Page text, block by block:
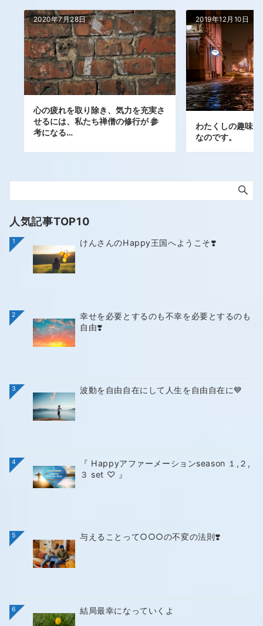
2020年7月28日
心の疲れを取り除き、気力を充実さ
せるには、私たち禅僧の修行が 参
考になる…
2019年12月10日
わたくしの趣味
なのです。
人気記事TOP10
1 けんさんのHappy王国へようこそ❣️
2
幸せを必要とするのも不幸を必要とするのも
自由❣️
3 波動を自由自在にして人生を自由自在に💙
4
『 Happyアファーメーションseason １,２,
３ set ♡ 』
5 与えることって○○○の不変の法則❣️
6 結局最幸になっていくよ